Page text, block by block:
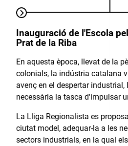
Inauguració de l'Escola
Prat de la Riba
En aquesta època, llevat de la
colonials, la indústria catalana
avenç en el despertar
necessària la tasca d'impulsar
La Lliga Regionalista es
ciutat model, adequar-la a les
sectors industrials, en la qual